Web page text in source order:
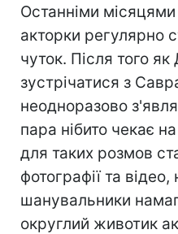
Останніми
акторки регулярно
чуток. Після того
зустрічатися з
неодноразово
пара нібито чекає
для таких розмов
фотографії та відео,
шанувальники
округлий животик